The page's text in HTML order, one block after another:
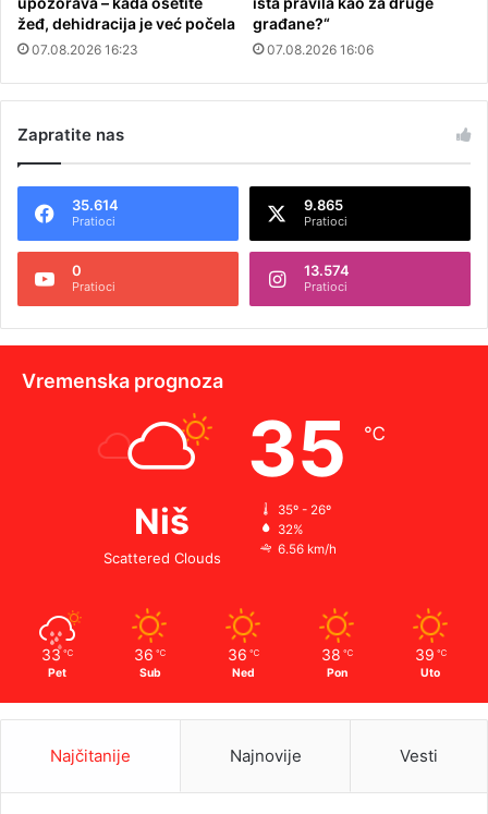
žeđ, dehidracija je već počela
07.08.2026 16:23
građane?“
07.08.2026 16:06
Zapratite nas
35.614
Pratioci
9.865
Pratioci
0
Pratioci
13.574
Pratioci
Vremenska prognoza
Niš
Scattered Clouds
35 ℃
35º - 26º
32%
6.56 km/h
33 ℃
Pet
36 ℃
Sub
36 ℃
Ned
38 ℃
Pon
39 ℃
Uto
Najčitanije Najnovije Vesti